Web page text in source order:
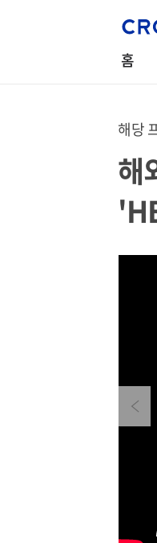
홈
해당
해
Previous